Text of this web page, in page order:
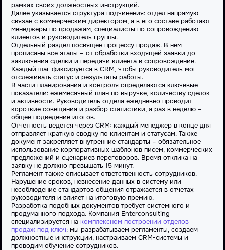
рамках своих должностных инструкций.
Далее указывается структура подчинения: отдел напрямую
связан с коммерческим директором, а в его составе работают
менеджеры по продажам, специалисты по сопровождению
клиентов и руководитель группы.
Отдельный раздел посвящен процессу продаж. В нем
прописаны все этапы – от обработки входящей заявки до
заключения сделки и передачи клиента в сопровождение.
Каждый шаг фиксируется в CRM, чтобы руководитель мог
отслеживать статус и результаты работы.
В части планирования и контроля определяются ключевые
показатели: ежемесячный план по выручке, количеству сделок
и активности. Руководитель отдела ежедневно проводит
короткие совещания и разбор статистики, а раз в неделю –
общее подведение итогов.
Отчетность ведется через CRM: каждый менеджер в конце дня
отправляет краткую сводку по клиентам и статусам. Также
документ закрепляет внутренние стандарты – обязательное
использование корпоративных шаблонов писем, коммерческих
предложений и сценариев переговоров. Время отклика на
заявку не должно превышать 15 минут.
Регламент также описывает ответственность сотрудников.
Нарушение сроков, невнесение данных в систему или
несоблюдение стандартов общения отражается в отчетах
руководителя и влияет на итоговую премию.
Разработка подобных документов требует системного и
продуманного подхода. Компания Enterсonsulting
специализируется на комплексном построении отделов
продаж под ключ: мы разрабатываем регламенты, создаем
должностные инструкции, настраиваем CRM-системы и
проводим обучение сотрудников.